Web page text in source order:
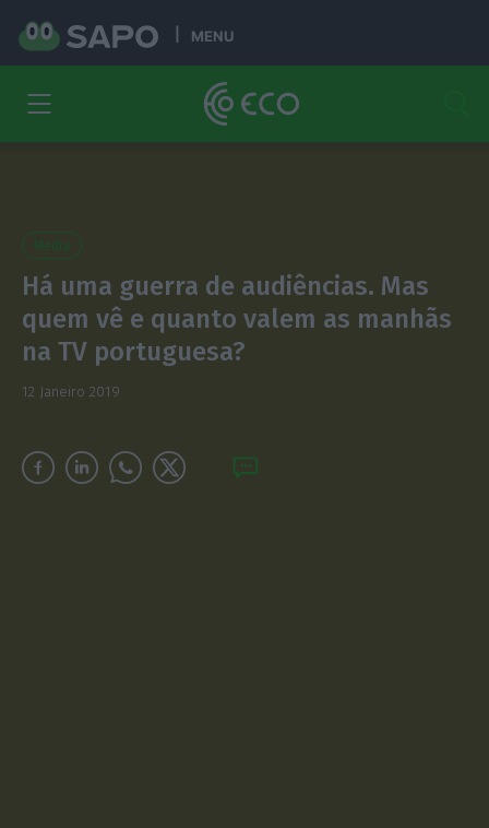
MENU
Media
Há uma guerra de audiências. Mas
quem vê e quanto valem as manhãs
na TV portuguesa?
12 Janeiro 2019